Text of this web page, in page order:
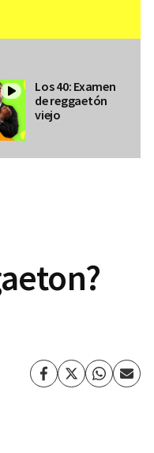
Los 40: Examen
de reggaetón
viejo
Facebook
TwitterWhatsapp
Enviar